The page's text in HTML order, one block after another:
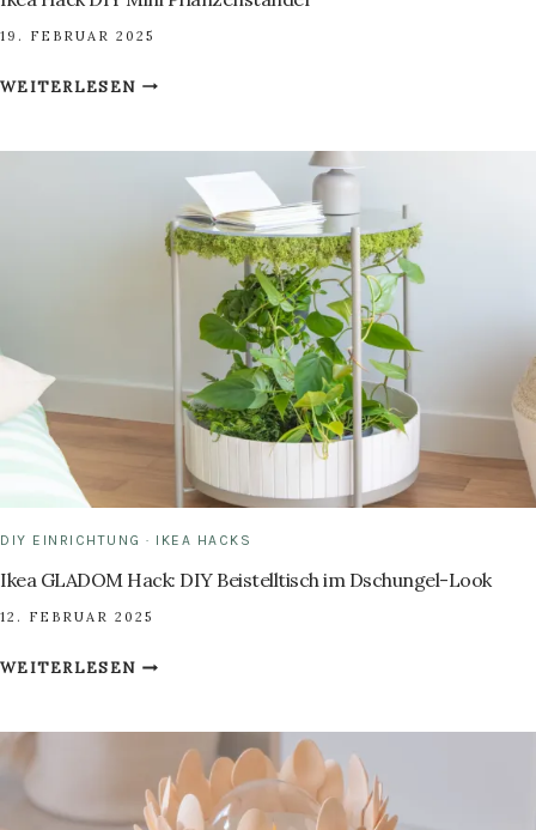
19. FEBRUAR 2025
WEITERLESENIKEA
PFLANZENSTÄNDER
DIY EINRICHTUNG · IKEA HACKS
Ikea GLADOM Hack: DIY Beistelltisch im Dschungel-Look
12. FEBRUAR 2025
WEITERLESENIKEA
BEISTELLTISCH
IM